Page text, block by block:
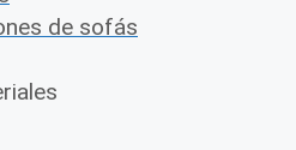
de sofás